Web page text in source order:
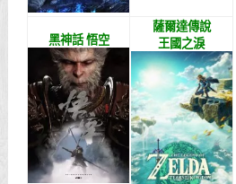
黑神話 悟空
薩爾達傳說
王國之淚